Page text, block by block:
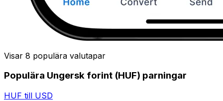
Visar 8 populära valutapar
Populära Ungersk forint (HUF) parningar
HUF till USD